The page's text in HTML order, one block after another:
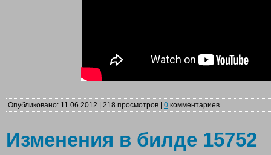
Опубликовано: 11.06.2012 | 218 просмотров | 0 комментариев
Изменения в билде 15752